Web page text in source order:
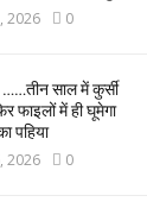
2026 0
साल में कुर्सी
फाइलों में ही घूमेगा
पहिया
2026 0